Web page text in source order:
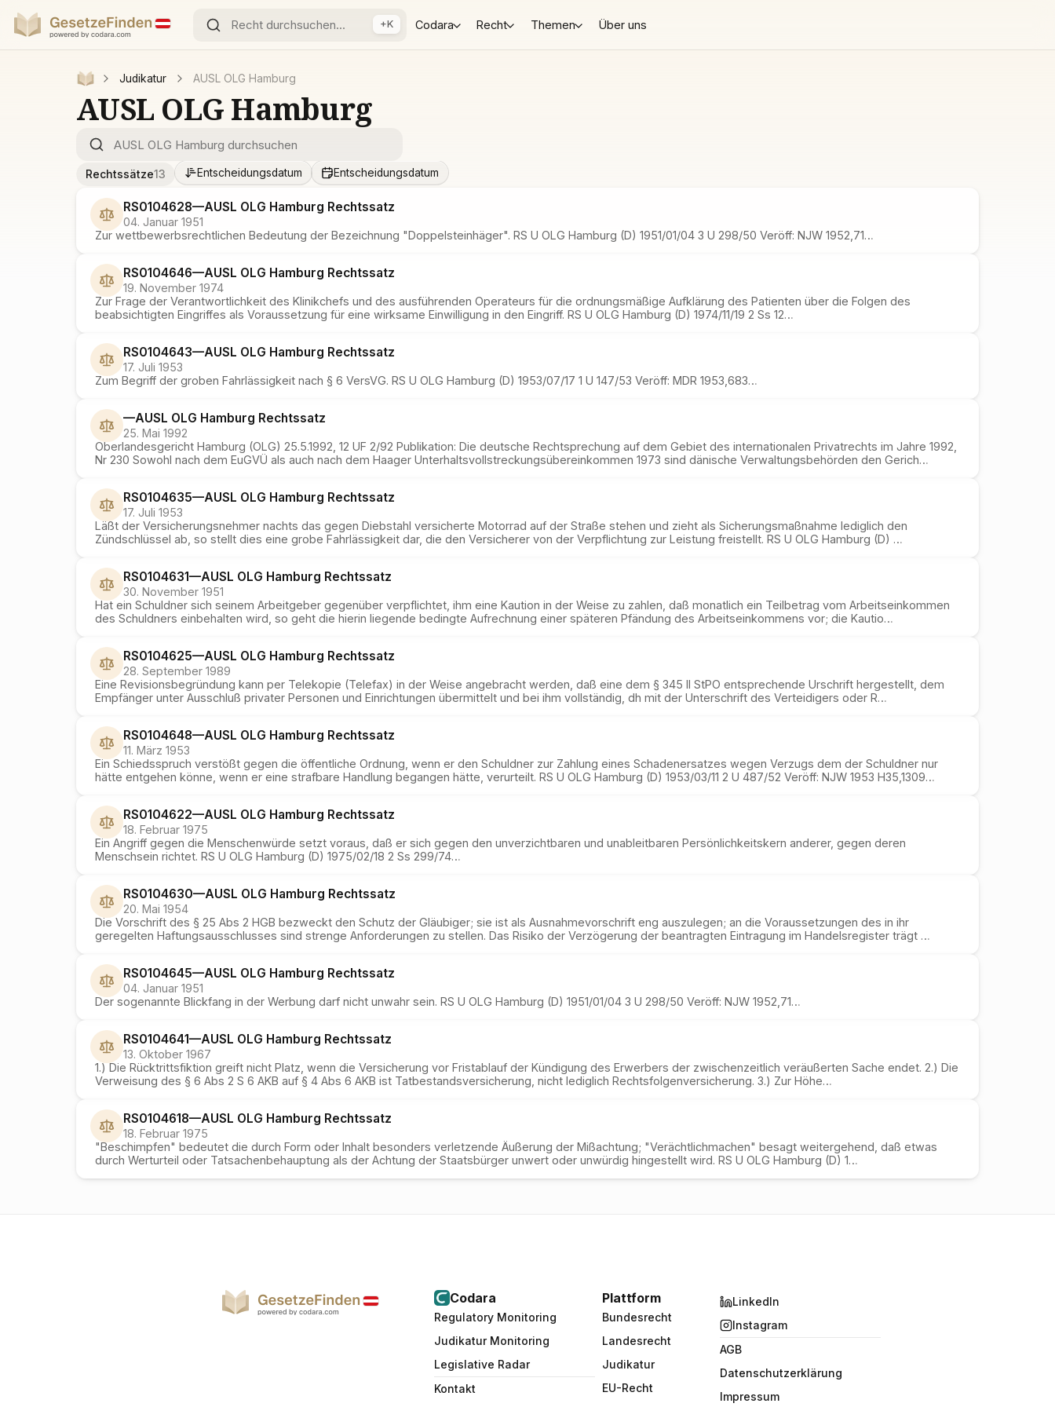
+K Codara Recht Themen Über uns
Judikatur AUSL OLG Hamburg
AUSL OLG Hamburg
Rechtssätze13 Entscheidungsdatum Entscheidungsdatum
RS0104628—AUSL OLG Hamburg Rechtssatz
04. Januar 1951
Zur wettbewerbsrechtlichen Bedeutung der Bezeichnung "Doppelsteinhäger". RS U OLG Hamburg (D) 1951/01/04 3 U 298/50 Veröff: NJW 1952,71…
RS0104646—AUSL OLG Hamburg Rechtssatz
19. November 1974
Zur Frage der Verantwortlichkeit des Klinikchefs und des ausführenden Operateurs für die ordnungsmäßige Aufklärung des Patienten über die Folgen des
beabsichtigten Eingriffes als Voraussetzung für eine wirksame Einwilligung in den Eingriff. RS U OLG Hamburg (D) 1974/11/19 2 Ss 12…
RS0104643—AUSL OLG Hamburg Rechtssatz
17. Juli 1953
Zum Begriff der groben Fahrlässigkeit nach § 6 VersVG. RS U OLG Hamburg (D) 1953/07/17 1 U 147/53 Veröff: MDR 1953,683…
—AUSL OLG Hamburg Rechtssatz
25. Mai 1992
Oberlandesgericht Hamburg (OLG) 25.5.1992, 12 UF 2/92 Publikation: Die deutsche Rechtsprechung auf dem Gebiet des internationalen Privatrechts im Jahre 1992,
Nr 230 Sowohl nach dem EuGVÜ als auch nach dem Haager Unterhaltsvollstreckungsübereinkommen 1973 sind dänische Verwaltungsbehörden den Gerich…
RS0104635—AUSL OLG Hamburg Rechtssatz
17. Juli 1953
Läßt der Versicherungsnehmer nachts das gegen Diebstahl versicherte Motorrad auf der Straße stehen und zieht als Sicherungsmaßnahme lediglich den
Zündschlüssel ab, so stellt dies eine grobe Fahrlässigkeit dar, die den Versicherer von der Verpflichtung zur Leistung freistellt. RS U OLG Hamburg (D) …
RS0104631—AUSL OLG Hamburg Rechtssatz
30. November 1951
Hat ein Schuldner sich seinem Arbeitgeber gegenüber verpflichtet, ihm eine Kaution in der Weise zu zahlen, daß monatlich ein Teilbetrag vom Arbeitseinkommen
des Schuldners einbehalten wird, so geht die hierin liegende bedingte Aufrechnung einer späteren Pfändung des Arbeitseinkommens vor; die Kautio…
RS0104625—AUSL OLG Hamburg Rechtssatz
28. September 1989
Eine Revisionsbegründung kann per Telekopie (Telefax) in der Weise angebracht werden, daß eine dem § 345 II StPO entsprechende Urschrift hergestellt, dem
Empfänger unter Ausschluß privater Personen und Einrichtungen übermittelt und bei ihm vollständig, dh mit der Unterschrift des Verteidigers oder R…
RS0104648—AUSL OLG Hamburg Rechtssatz
11. März 1953
Ein Schiedsspruch verstößt gegen die öffentliche Ordnung, wenn er den Schuldner zur Zahlung eines Schadenersatzes wegen Verzugs dem der Schuldner nur
hätte entgehen könne, wenn er eine strafbare Handlung begangen hätte, verurteilt. RS U OLG Hamburg (D) 1953/03/11 2 U 487/52 Veröff: NJW 1953 H35,1309…
RS0104622—AUSL OLG Hamburg Rechtssatz
18. Februar 1975
Ein Angriff gegen die Menschenwürde setzt voraus, daß er sich gegen den unverzichtbaren und unableitbaren Persönlichkeitskern anderer, gegen deren
Menschsein richtet. RS U OLG Hamburg (D) 1975/02/18 2 Ss 299/74…
RS0104630—AUSL OLG Hamburg Rechtssatz
20. Mai 1954
Die Vorschrift des § 25 Abs 2 HGB bezweckt den Schutz der Gläubiger; sie ist als Ausnahmevorschrift eng auszulegen; an die Voraussetzungen des in ihr
geregelten Haftungsausschlusses sind strenge Anforderungen zu stellen. Das Risiko der Verzögerung der beantragten Eintragung im Handelsregister trägt …
RS0104645—AUSL OLG Hamburg Rechtssatz
04. Januar 1951
Der sogenannte Blickfang in der Werbung darf nicht unwahr sein. RS U OLG Hamburg (D) 1951/01/04 3 U 298/50 Veröff: NJW 1952,71…
RS0104641—AUSL OLG Hamburg Rechtssatz
13. Oktober 1967
1.) Die Rücktrittsfiktion greift nicht Platz, wenn die Versicherung vor Fristablauf der Kündigung des Erwerbers der zwischenzeitlich veräußerten Sache endet. 2.) Die
Verweisung des § 6 Abs 2 S 6 AKB auf § 4 Abs 6 AKB ist Tatbestandsversicherung, nicht lediglich Rechtsfolgenversicherung. 3.) Zur Höhe…
RS0104618—AUSL OLG Hamburg Rechtssatz
18. Februar 1975
"Beschimpfen" bedeutet die durch Form oder Inhalt besonders verletzende Äußerung der Mißachtung; "Verächtlichmachen" besagt weitergehend, daß etwas
durch Werturteil oder Tatsachenbehauptung als der Achtung der Staatsbürger unwert oder unwürdig hingestellt wird. RS U OLG Hamburg (D) 1…
Codara
Regulatory Monitoring
Judikatur Monitoring
Legislative Radar
Kontakt
Plattform
Bundesrecht
Landesrecht
Judikatur
EU-Recht
LinkedIn
Instagram
AGB
Datenschutzerklärung
Impressum